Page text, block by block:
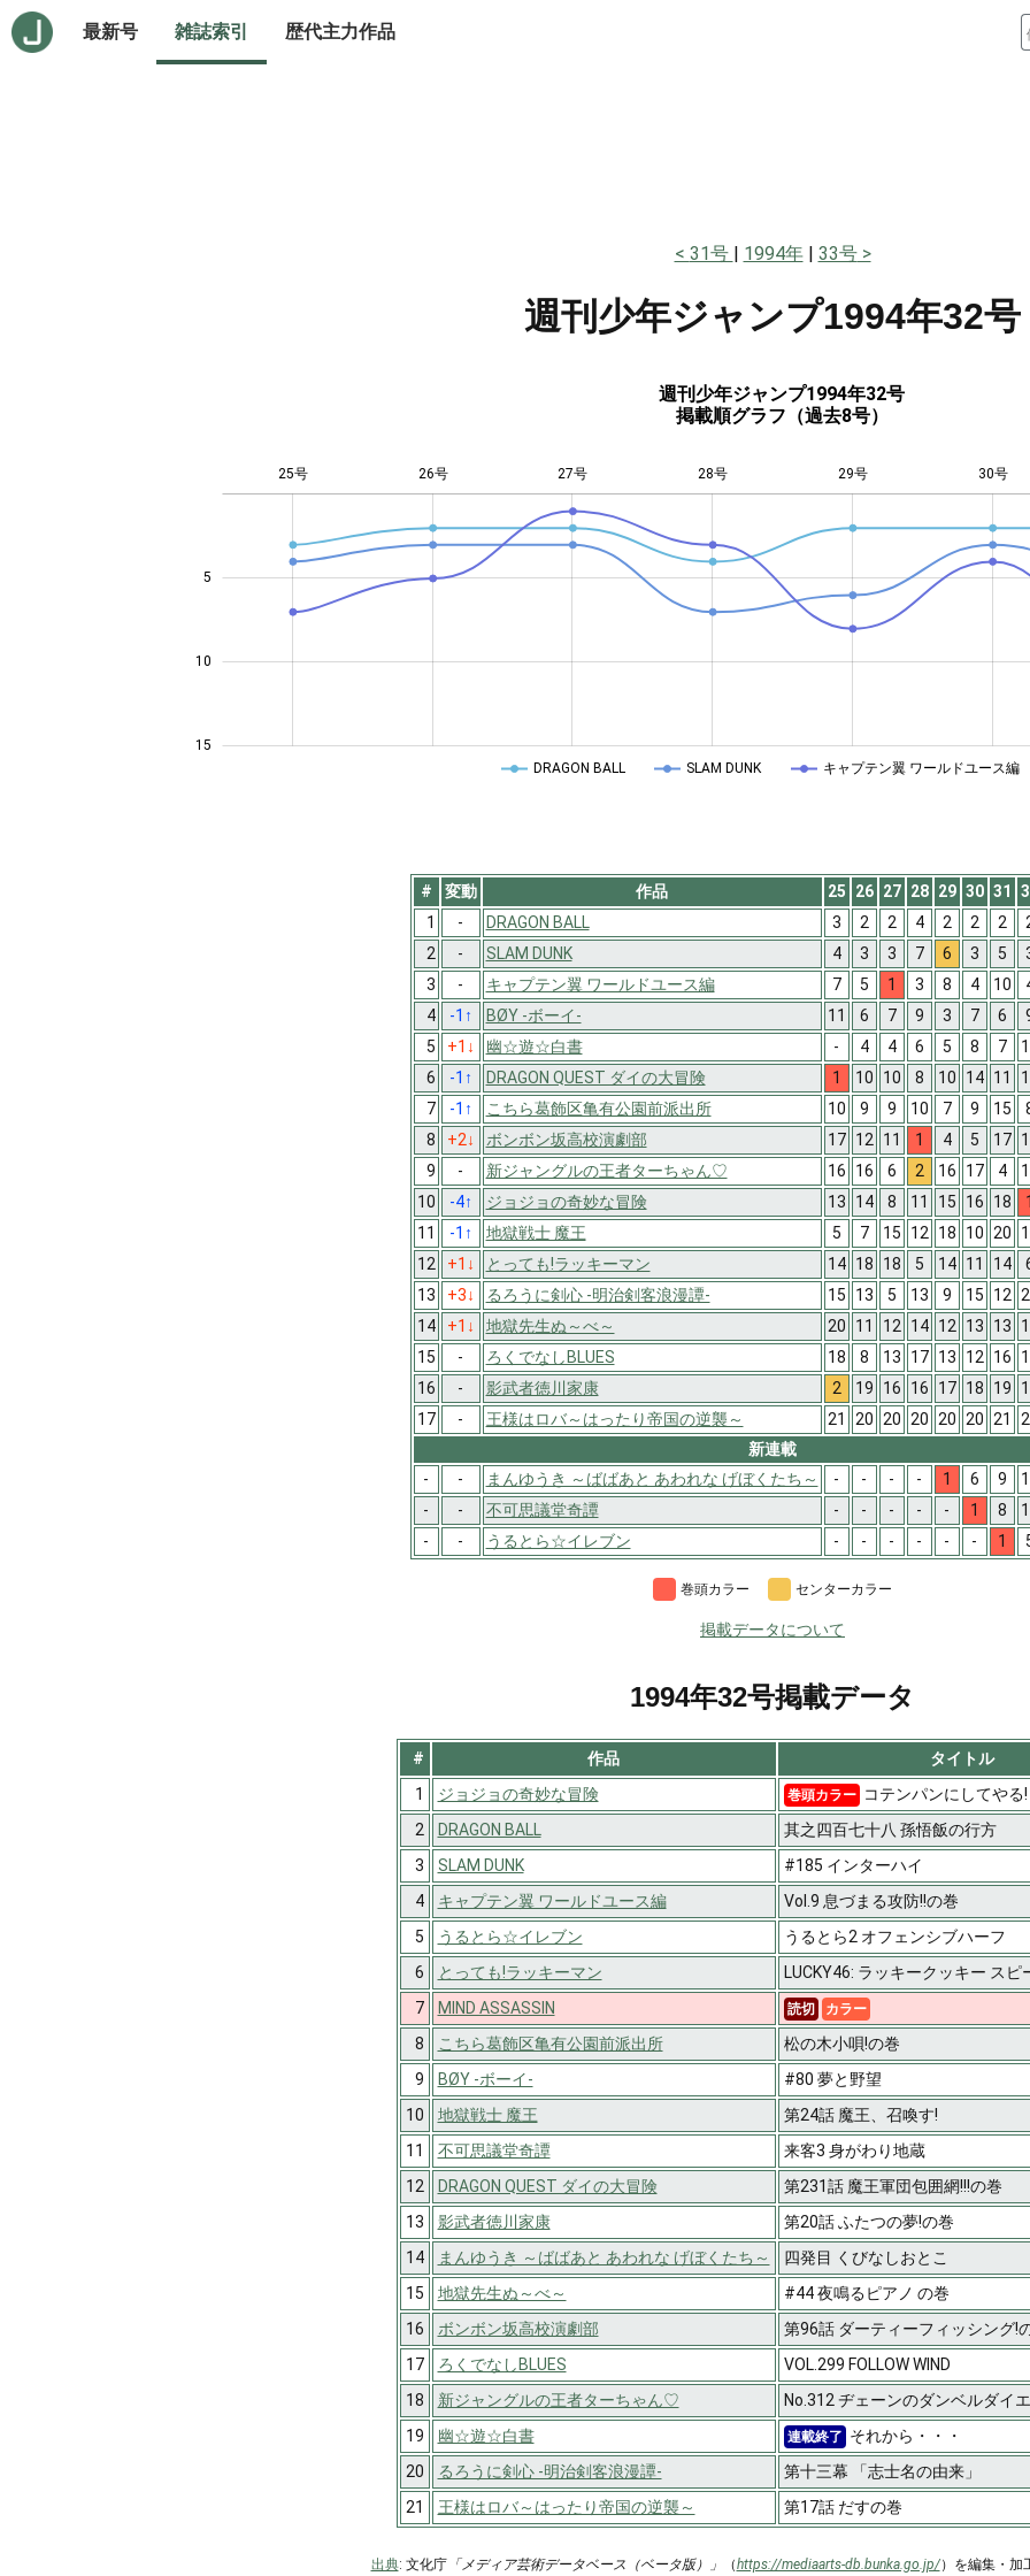
最新号 雑誌索引 歴代主力作品
31号 1994年 33号
週刊少年ジャンプ1994年32号
週刊少年ジャンプ1994年32号
掲載順グラフ（過去8号）
15
10
5
25号 26号 27号 28号 29号 30号
DRAGON BALL SLAM DUNK キャプテン翼 ワールドユース編
# 変動 作品 25 26 27 28 29 30 31
1
- DRAGON BALL 3 2 2 4 2 2 2
2
- SLAM DUNK 4 3 3 7 6 3 5
3
- キャプテン翼 ワールドユース編 7 5 1 3 8 4 10
4
-1 ↑ BØY -ボーイ- 11 6 7 9 3 7 6
5
+1 ↓ 幽☆遊☆白書 - 4 4 6 5 8 7
6
-1 ↑ DRAGON QUEST ダイの大冒険 1 10 10 8 10 14 11
7
-1 ↑ こちら葛飾区亀有公園前派出所 10 9 9 10 7 9 15
8
+2↓ ボンボン坂高校演劇部 17 12 11 1 4 5 17
9
- 新ジャングルの王者ターちゃん♡ 16 16 6 2 16 17 4
10
-4↑ ジョジョの奇妙な冒険 13 14 8 11 15 16 18 1
11
-1 ↑ 地獄戦士 魔王 5 7 15 12 18 10 20
12
+1 ↓ とっても!ラッキーマン 14 18 18 5 14 11 14
13
+3↓ るろうに剣心 -明治剣客浪漫譚- 15 13 5 13 9 15 12
14
+1 ↓ 地獄先生ぬ～べ～ 20 11 12 14 12 13 13
15
- ろくでなしBLUES 18 8 13 17 13 12 16
16
- 影武者徳川家康 2 19 16 16 17 18 19
17
- 王様はロバ～はったり帝国の逆襲～ 21 20 20 20 20 20 21
新連載
-
- まんゆうき ～ばばあと あわれな げぼくたち～ - - - - 1 6 9
-
- 不可思議堂奇譚 - - - - - 1 8
-
- うるとら☆イレブン - - - - - - 1
巻頭カラー センターカラー
掲載データについて
1994年32号掲載データ
# 作品
タイトル
1
ジョジョの奇妙な冒険 巻頭カラー
コテンパンにしてやる!
2
DRAGON BALL
其之四百七十八 孫悟飯の行方
3
SLAM DUNK
#185 インターハイ
4
キャプテン翼 ワールドユース編
Vol.9 息づまる攻防!!の巻
5
うるとら☆イレブン
うるとら2 オフェンシブハーフ
6
とっても!ラッキーマン
LUCKY46: ラッキークッキー スピ
7
MIND ASSASSIN 読切 カラー
8 こちら葛飾区亀有公園前派出所
松の木小唄!の巻
9
BØY -ボーイ-
#80 夢と野望
10
地獄戦士 魔王
第24話 魔王、召喚す!
11
不可思議堂奇譚
来客3 身がわり地蔵
12
DRAGON QUEST ダイの大冒険
第231話 魔王軍団包囲網!!!の巻
13
影武者徳川家康
第20話 ふたつの夢!の巻
14
まんゆうき ～ばばあと あわれな げぼくたち～
四発目 くびなしおとこ
15
地獄先生ぬ～べ～
#44 夜鳴るピアノ の巻
16
ボンボン坂高校演劇部
第96話 ダーティーフィッシング!
17
ろくでなしBLUES
VOL.299 FOLLOW WIND
18
新ジャングルの王者ターちゃん♡
No.312 ヂェーンのダンベルダイ
19
幽☆遊☆白書 連載終了 それから・・・
20
るろうに剣心 -明治剣客浪漫譚-
第十三幕 「志士名の由来」
21
王様はロバ～はったり帝国の逆襲～ 第17話 だすの巻
出典: 文化庁「メディア芸術データベース（ベータ版）」 （https://mediaarts-db.bunka.go.jp/）を編集・加